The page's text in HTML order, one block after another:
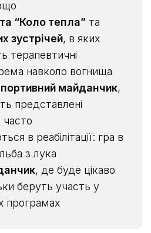
“Коло тепла” та
зустрічей, в яких
терапевтичні
навколо вогнища
майданчик,
представлені
часто
в реабілітації: гра в
з лука
, де буде цікаво
беруть участь у
програмах